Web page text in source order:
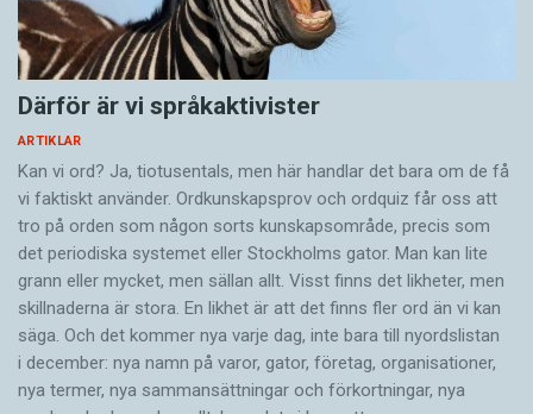
Därför är vi språkaktivister
ARTIKLAR
Kan vi ord? Ja, tiotusentals, men här handlar det bara om de få
vi faktiskt använder. Ordkunskapsprov och ordquiz får oss att
tro på orden som någon sorts kunskapsområde, precis som
det periodiska systemet eller Stockholms gator. Man kan lite
grann eller mycket, men sällan allt. Visst finns det likheter, men
skillnaderna är stora. En likhet är att det finns fler ord än vi kan
säga. Och det kommer nya varje dag, inte bara till nyordslistan
i december: nya namn på varor, gator, företag, organisationer,
nya termer, nya samman­sättningar och förkortningar, nya